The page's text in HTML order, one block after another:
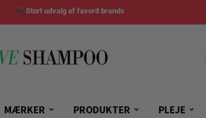
Stort udvalg af favorit brands
MÆRKER PRODUKTER PLEJE